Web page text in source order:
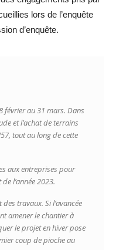
lors de l’enquête
d’enquête.
février au 31 mars. Dans
et l’achat de terrains
tout au long de cette
aux entreprises pour
l’année 2023.
des travaux. Si l’avancée
amener le chantier à
le projet en hiver pose
coup de pioche au